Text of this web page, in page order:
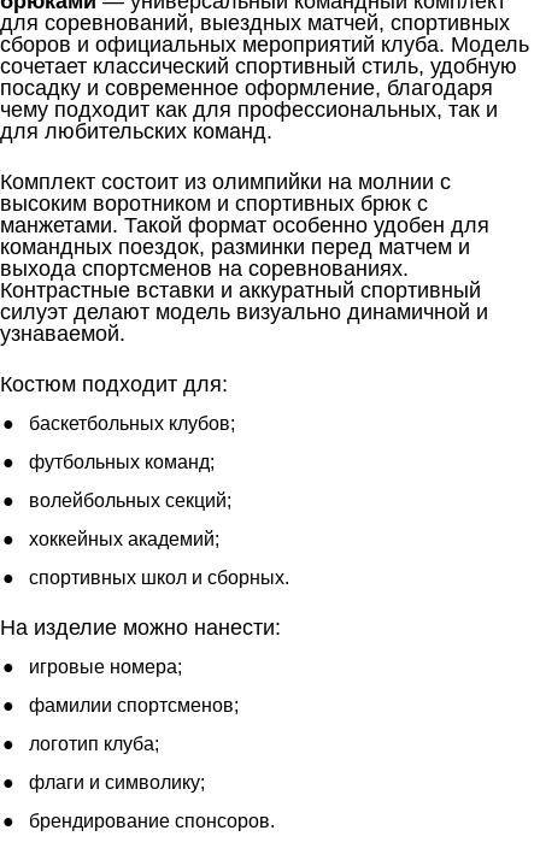
для соревнований, выездных матчей, спортивных
сборов и официальных мероприятий клуба. Модель
сочетает классический спортивный стиль, удобную
посадку и современное оформление, благодаря
чему подходит как для профессиональных, так и
для любительских команд.
Комплект состоит из олимпийки на молнии с
высоким воротником и спортивных брюк с
манжетами. Такой формат особенно удобен для
командных поездок, разминки перед матчем и
выхода спортсменов на соревнованиях.
Контрастные вставки и аккуратный спортивный
силуэт делают модель визуально динамичной и
узнаваемой.
Костюм подходит для:
баскетбольных клубов;
футбольных команд;
волейбольных секций;
хоккейных академий;
спортивных школ и сборных.
На изделие можно нанести:
игровые номера;
фамилии спортсменов;
логотип клуба;
флаги и символику;
брендирование спонсоров.